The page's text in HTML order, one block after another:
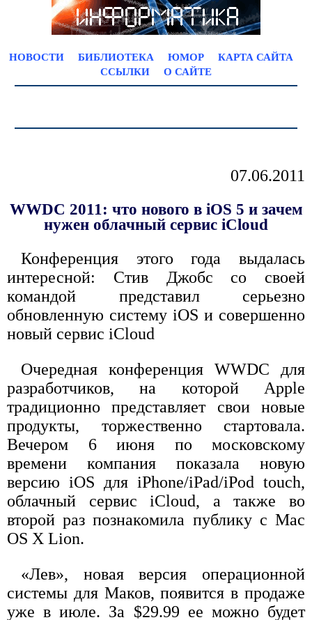
НОВОСТИ БИБЛИОТЕКА ЮМОР
КАРТА САЙТА
ССЫЛКИ
О САЙТЕ
07.06.2011
WWDC 2011: что нового в iOS 5 и зачем
нужен облачный сервис iCloud
Конференция этого года выдалась
интересной: Стив Джобс со своей
командой представил серьезно
обновленную систему iOS и cовершенно
новый сервис iCloud
Очередная конференция WWDC для
разработчиков, на которой Apple
традиционно представляет свои новые
продукты, торжественно стартовала.
Вечером 6 июня по московскому
времени компания показала новую
версию iOS для iPhone/iPad/iPod touch,
облачный сервис iCloud, а также во
второй раз познакомила публику с Mac
OS X Lion.
«Лев», новая версия операционной
системы для Маков, появится в продаже
уже в июле. За $29.99 ее можно будет